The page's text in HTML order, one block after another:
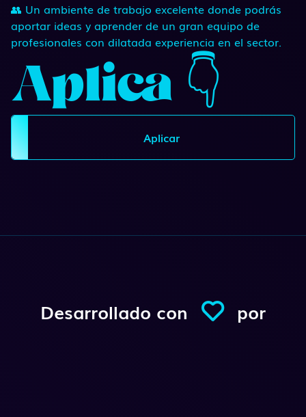
👥 Un ambiente de trabajo excelente donde podrás
aportar ideas y aprender de un gran equipo de
profesionales con dilatada experiencia en el sector.
Aplica 👇
Aplicar
Desarrollado con por